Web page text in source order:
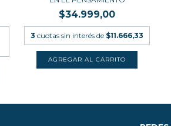
$34.999,00
3 cuotas sin interés de $11.666,33